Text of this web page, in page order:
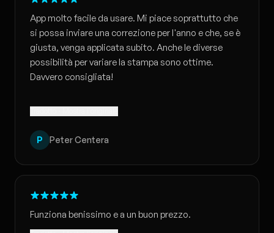
App molto facile da usare. Mi piace soprattutto che
si possa inviare una correzione per l'anno e che, se è
giusta, venga applicata subito. Anche le diverse
possibilità per variare la stampa sono ottime.
Davvero consigliata!
P Peter Centera
Funziona benissimo e a un buon prezzo.